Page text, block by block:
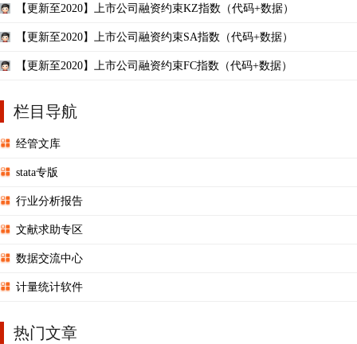
【更新至2020】上市公司融资约束KZ指数（代码+数据）
【更新至2020】上市公司融资约束SA指数（代码+数据）
【更新至2020】上市公司融资约束FC指数（代码+数据）
栏目导航
经管文库
stata专版
行业分析报告
文献求助专区
数据交流中心
计量统计软件
热门文章